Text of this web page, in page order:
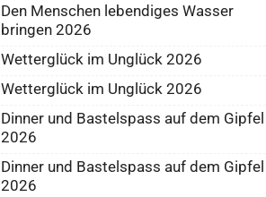
Den Menschen lebendiges Wasser
bringen 2026
Wetterglück im Unglück 2026
Wetterglück im Unglück 2026
Dinner und Bastelspass auf dem Gipfel
2026
Dinner und Bastelspass auf dem Gipfel
2026